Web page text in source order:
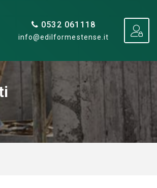
0532 061118
info@edilformestense.it